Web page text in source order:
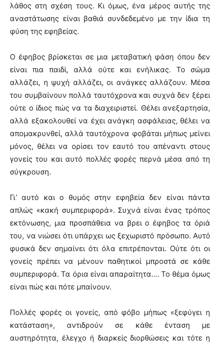
λάθος στη σχέση τους. Κι όμως, ένα μέρος αυτής της
αναστάτωσης είναι βαθιά συνδεδεμένο με την ίδια τη
φύση της εφηβείας.
Ο έφηβος βρίσκεται σε μια μεταβατική φάση όπου δεν
είναι πια παιδί, αλλά ούτε και ενήλικας. Το σώμα
αλλάζει, η ψυχή αλλάζει, οι ανάγκες αλλάζουν. Μέσα
του συμβαίνουν πολλά ταυτόχρονα και συχνά δεν ξέρει
ούτε ο ίδιος πώς να τα διαχειριστεί. Θέλει ανεξαρτησία,
αλλά εξακολουθεί να έχει ανάγκη ασφάλειας, θέλει να
απομακρυνθεί, αλλά ταυτόχρονα φοβάται μήπως μείνει
μόνος, θέλει να ορίσει τον εαυτό του απέναντι στους
γονείς του και αυτό πολλές φορές περνά μέσα από τη
σύγκρουση.
Γι’ αυτό και ο θυμός στην εφηβεία δεν είναι πάντα
απλώς «κακή συμπεριφορά». Συχνά είναι ένας τρόπος
εκτόνωσης, μια προσπάθεια να βρει ο έφηβος τα όριά
του, να νιώσει ότι υπάρχει ως ξεχωριστό πρόσωπο. Αυτό
φυσικά δεν σημαίνει ότι όλα επιτρέπονται. Ούτε ότι οι
γονείς πρέπει να μένουν παθητικοί μπροστά σε κάθε
συμπεριφορά. Τα όρια είναι απαραίτητα…. Το θέμα όμως
είναι πώς και πότε μπαίνουν.
Πολλές φορές οι γονείς, από φόβο μήπως «ξεφύγει η
κατάσταση», αντιδρούν σε κάθε ένταση με
αυστηρότητα, έλεγχο ή διαρκείς διορθώσεις και τότε η